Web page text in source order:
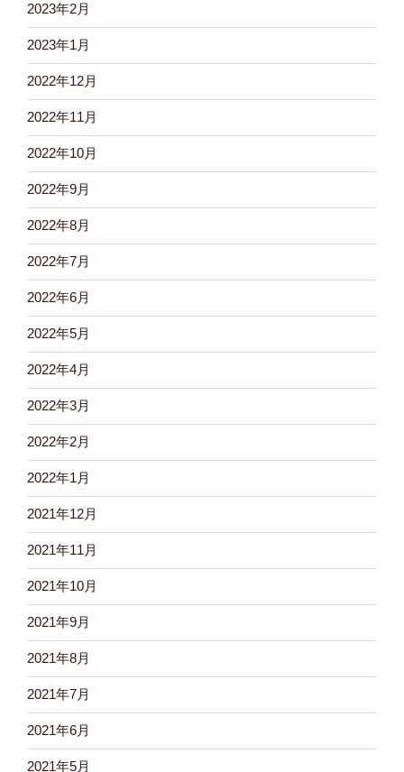
2023年2月
2023年1月
2022年12月
2022年11月
2022年10月
2022年9月
2022年8月
2022年7月
2022年6月
2022年5月
2022年4月
2022年3月
2022年2月
2022年1月
2021年12月
2021年11月
2021年10月
2021年9月
2021年8月
2021年7月
2021年6月
2021年5月